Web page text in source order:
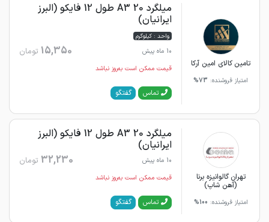
تامین کالای امین آرکا
امتیاز فروشنده: 73%
میلگرد 20 A3 طول 12 فایکو (البرز
ایرانیان)
واحد : کیلوگرم
10 ماه پیش
15,350 تومان
قیمت ممکن است به‌روز نباشد
تماس گفتگو
تهران گالوانیزه برنا
(آهن شاپ)
امتیاز فروشنده: 100%
میلگرد 20 A3 طول 12 فایکو (البرز
ایرانیان)
10 ماه پیش 32,230 تومان
قیمت ممکن است به‌روز نباشد
تماس گفتگو